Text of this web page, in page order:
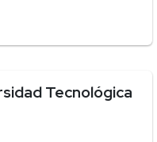
Tecnológica